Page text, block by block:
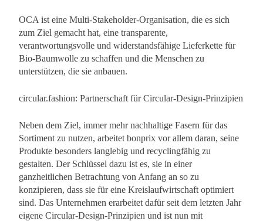
OCA ist eine Multi-Stakeholder-Organisation, die es sich
zum Ziel gemacht hat, eine transparente,
verantwortungsvolle und widerstandsfähige Lieferkette für
Bio-Baumwolle zu schaffen und die Menschen zu
unterstützen, die sie anbauen.
circular.fashion: Partnerschaft für Circular-Design-Prinzipien
Neben dem Ziel, immer mehr nachhaltige Fasern für das
Sortiment zu nutzen, arbeitet bonprix vor allem daran, seine
Produkte besonders langlebig und recyclingfähig zu
gestalten. Der Schlüssel dazu ist es, sie in einer
ganzheitlichen Betrachtung von Anfang an so zu
konzipieren, dass sie für eine Kreislaufwirtschaft optimiert
sind. Das Unternehmen erarbeitet dafür seit dem letzten Jahr
eigene Circular-Design-Prinzipien und ist nun mit